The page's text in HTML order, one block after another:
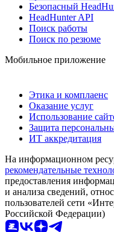
Безопасный
HeadHunter API
Поиск работы
Поиск по резюме
Мобильное приложение
Этика и комплаенс
Оказание услуг
Использование
Защита
ИТ аккредитация
На информационном
рекомендательные
предоставления
и анализа сведений,
пользователей сети
Российской Федерации)